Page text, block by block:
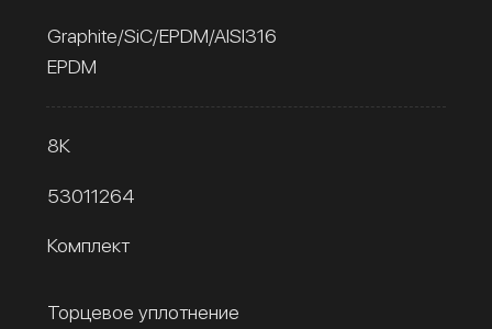
Graphite/SiC/EPDM/AISI316
EPDM
8К
53011264
Комплект
Торцевое уплотнение